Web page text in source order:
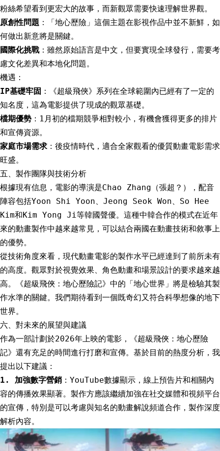
粉絲希望看到更宏大的故事，而新觀眾需要快速理解世界觀。
原創性問題 ：「地心歷險」這個主題在影視作品中並不新鮮，如
何做出新意將是關鍵。
國際化挑戰：雖然原始語言是中文，但要實現全球發行，需要考
慮文化差異和本地化問題。
機遇：
IP基礎牢固 ：《超級飛俠》系列在全球範圍內已經有了一定的
知名度，這為電影提供了現成的觀眾基礎。
檔期優勢 ：1月初的檔期競爭相對較小，有機會獲得更多的排片
和宣傳資源。
家庭市場需求：後疫情時代，適合全家觀看的優質動畫電影需求
旺盛。
五、製作團隊與技術分析
根據現有信息，電影的導演是Chao Zhang（張超？），配音
陣容包括Yoon Shi Yoon、Jeong Seok Won、So Hee
Kim和Kim Yong Ji等韓國聲優。這種中韓合作的模式在近年
來的動畫製作中越來越常見，可以結合兩國在動畫技術和敘事上
的優勢。
從技術角度來看，現代動畫電影的製作水平已經達到了前所未有
的高度。觀眾對於視覺效果、角色動畫和場景設計的要求越來越
高。《超級飛俠：地心歷險記》中的「地心世界」將是檢驗其製
作水準的關鍵。我們期待看到一個既奇幻又符合科學想像的地下
世界。
六、對未來的展望與建議
作為一部計劃於2026年上映的電影，《超級飛俠：地心歷險
記》還有充足的時間進行打磨和宣傳。基於目前的熱度分析，我
提出以下建議：
1. 加強數字營銷 ：YouTube數據顯示，線上預告片和相關內
容的傳播效果顯著。製作方應該繼續加強在社交媒體和視頻平台
的宣傳，特別是可以考慮與知名的動畫解說頻道合作，製作深度
解析內容。